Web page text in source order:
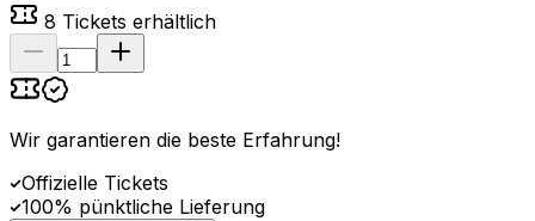
8 Tickets erhältlich
Wir garantieren die beste Erfahrung!
Offizielle Tickets
100% pünktliche Lieferung